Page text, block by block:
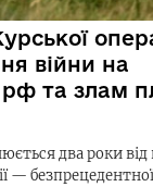
війни на
та злам
два роки від
—